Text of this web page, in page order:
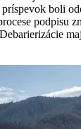
boli
podpisu